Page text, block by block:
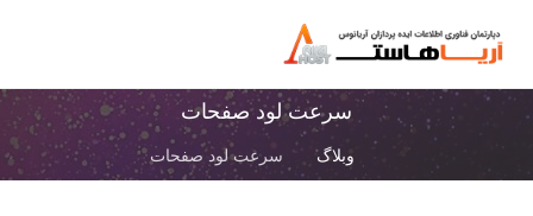
سرعت لود صفحات
وبلاگ سرعت لود صفحات